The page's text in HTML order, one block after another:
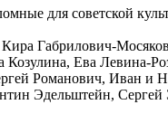
для советской
Габрилович-
Ева
Романович, Иван
Эдельштейн, Сергей